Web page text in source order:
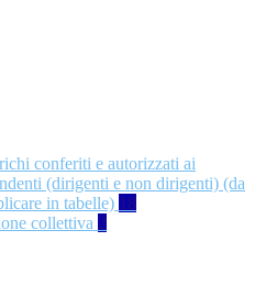
conferiti e autorizzati ai
(dirigenti e non dirigenti) (da
in tabelle) 18
collettiva 2